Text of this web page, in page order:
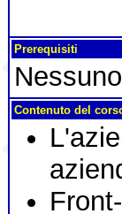
Prerequisiti
Contenuto del